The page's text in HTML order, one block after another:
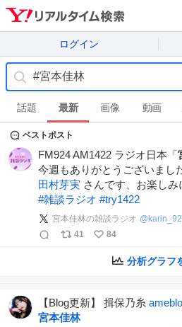
ログイン
話題 最新 画像 動画
ベストポスト
FM924 AM1422 ラジオ日本「
今週もありがとうございまし
田村芽実 さんです、お楽しみ
#雑談ラジオ #try1422
宮本佳林の雑談ラジオ @
41
84
分析グラフ
【Blog更新】 揖保乃糸
宮本佳林